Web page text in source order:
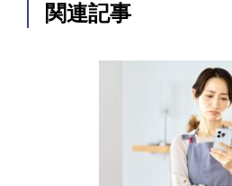
関連記事